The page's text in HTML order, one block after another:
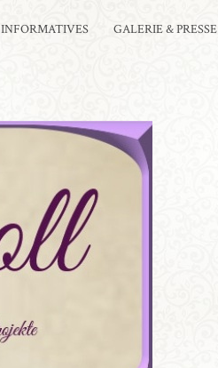
INFORMATIVES
GALERIE & PRESSE